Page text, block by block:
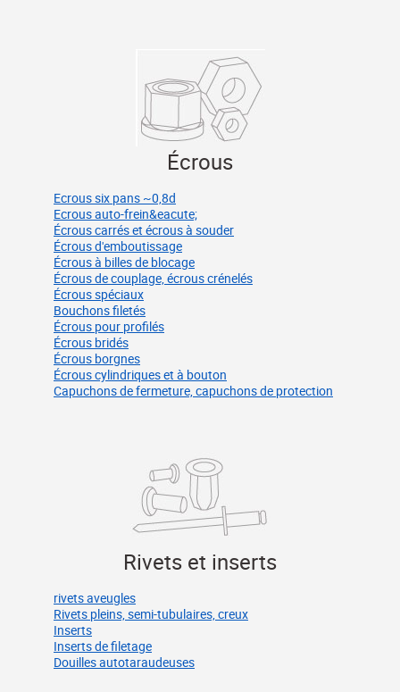
Écrous
Ecrous six pans ~0,8d
Ecrous auto-frein&eacute;
Écrous carrés et écrous à souder
Écrous d'emboutissage
Écrous à billes de blocage
Écrous de couplage, écrous crénelés
Écrous spéciaux
Bouchons filetés
Écrous pour profilés
Écrous bridés
Écrous borgnes
Écrous cylindriques et à bouton
Capuchons de fermeture, capuchons de protection
Rivets et inserts
rivets aveugles
Rivets pleins, semi-tubulaires, creux
Inserts
Inserts de filetage
Douilles autotaraudeuses